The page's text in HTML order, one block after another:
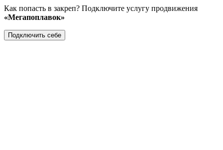
Как попасть в закреп? Подключите услугу продвижения
«Мегапоплавок»
Подключить себе